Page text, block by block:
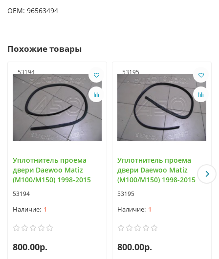
OEM: 96563494
Похожие товары
53194
Уплотнитель проема
двери Daewoo Matiz
(M100/M150) 1998-2015
53194
1
800.00р.
53195
Уплотнитель проема
двери Daewoo Matiz
(M100/M150) 1998-2015
53195
1
800.00р.